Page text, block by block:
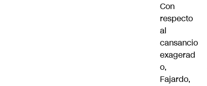
Con
respecto
al
cansancio
exagerad
o,
Fajardo,